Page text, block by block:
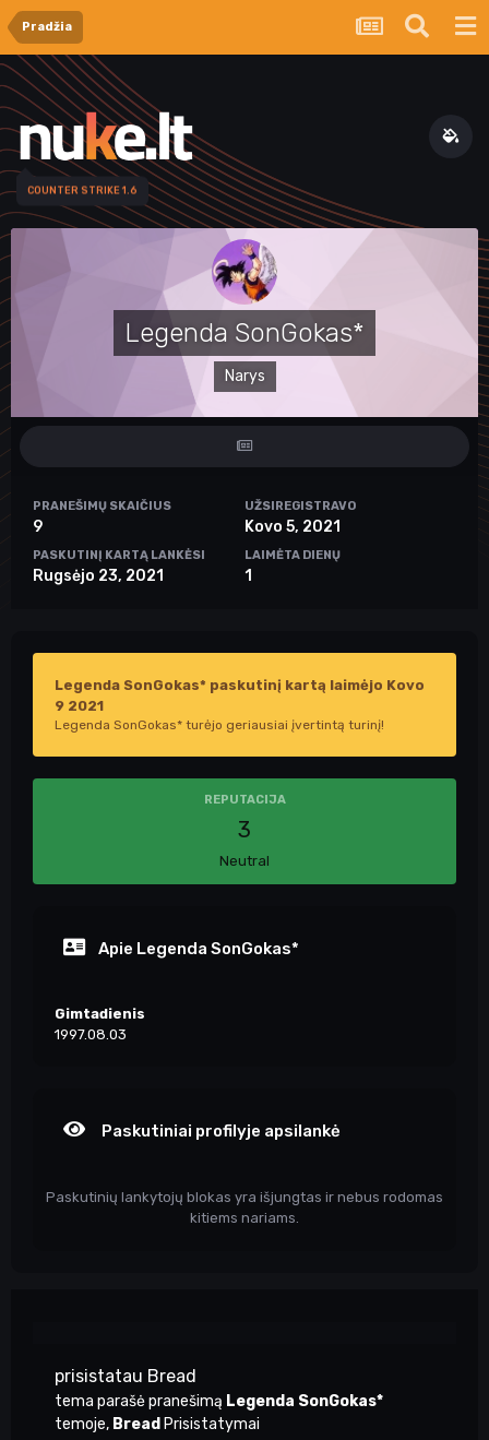
Pradžia
COUNTER STRIKE 1.6
Legenda SonGokas*
Narys
PRANEŠIMŲ SKAIČIUS
9
UŽSIREGISTRAVO
Kovo 5, 2021
PASKUTINĮ KARTĄ LANKĖSI
Rugsėjo 23, 2021
LAIMĖTA DIENŲ
1
Legenda SonGokas* paskutinį kartą laimėjo Kovo
9 2021
Legenda SonGokas* turėjo geriausiai įvertintą turinį!
REPUTACIJA
3
Neutral
Apie Legenda SonGokas*
Gimtadienis
1997.08.03
Paskutiniai profilyje apsilankė
Paskutinių lankytojų blokas yra išjungtas ir nebus rodomas
kitiems nariams.
prisistatau Bread
tema parašė pranešimą Legenda SonGokas*
temoje, Bread Prisistatymai